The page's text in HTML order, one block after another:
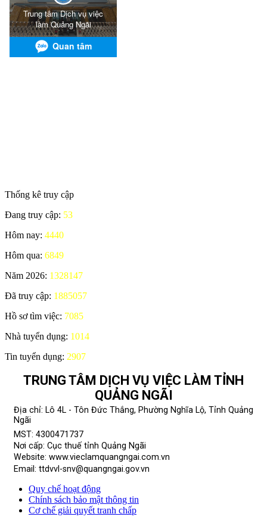
Thống kê truy cập
Đang truy cập: 53
Hôm nay: 4440
Hôm qua: 6849
Năm 2026: 1328147
Đã truy cập: 1885057
Hồ sơ tìm việc: 7085
Nhà tuyển dụng: 1014
Tin tuyển dụng: 2907
TRUNG TÂM DỊCH VỤ VIỆC LÀM TỈNH
QUẢNG NGÃI
Địa chỉ: Lô 4L - Tôn Đức Thắng, Phường Nghĩa Lộ, Tỉnh Quảng
Ngãi
MST: 4300471737
Nơi cấp: Cục thuế tỉnh Quảng Ngãi
Website: www.vieclamquangngai.com.vn
Email: ttdvvl-snv@quangngai.gov.vn
Quy chế hoạt động
Chính sách bảo mật thông tin
Cơ chế giải quyết tranh chấp